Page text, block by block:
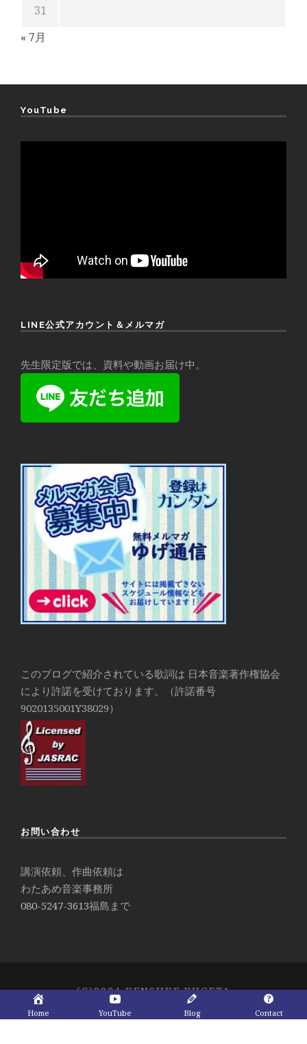
31
« 7月
YouTube
LINE公式アカウント＆メルマガ
先生限定版では、資料や動画お届け中。
このブログで紹介されている歌詞は 日本音楽著作権協会
により許諾を受けております。（許諾番号
9020135001Y38029）
お問い合わせ
講演依頼、作曲依頼は
わたあめ音楽事務所
080-5247-3613福島まで
(C)2024 KENSUKE YUGETA
Home YouTube Blog Contact